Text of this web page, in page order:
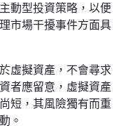
動型投資策略，以便
市場干擾事件方面具
虛擬資產，不會尋求
者應留意，虛擬資產
短，其風險獨有而重
。